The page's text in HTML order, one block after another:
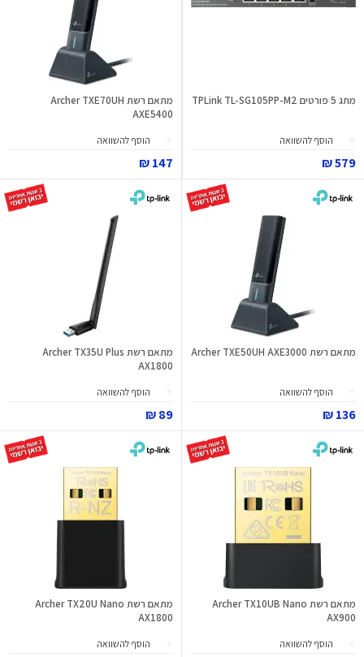
מתג 5 פורטים TPLink TL-SG105PP-M2
הוסף להשוואה
579 ₪
מתאם רשת Archer TXE70UH
AXE5400
הוסף להשוואה
147 ₪
מתאם רשת Archer TXE50UH AXE3000
הוסף להשוואה
136 ₪
מתאם רשת Archer TX35U Plus
AX1800
הוסף להשוואה
89 ₪
מתאם רשת Archer TX10UB Nano
AX900
הוסף להשוואה
מתאם רשת Archer TX20U Nano
AX1800
הוסף להשוואה